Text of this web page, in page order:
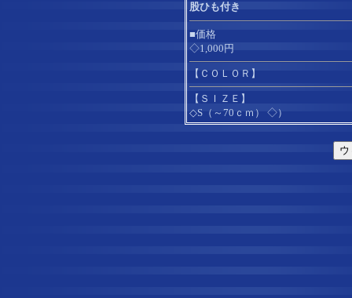
股ひも付き
■価格
◇1,000円
【ＣＯＬＯＲ】
【ＳＩＺＥ】
◇S（～70ｃｍ） ◇）